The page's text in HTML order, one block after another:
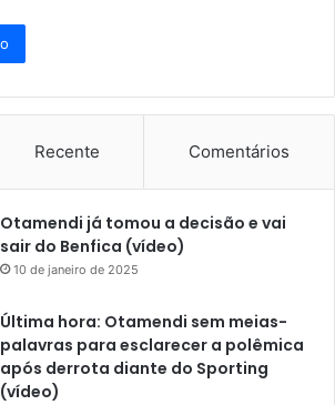
Recente Comentários
Otamendi já tomou a decisão e vai
sair do Benfica (vídeo)
10 de janeiro de 2025
Última hora: Otamendi sem meias-
palavras para esclarecer a polêmica
após derrota diante do Sporting
(vídeo)